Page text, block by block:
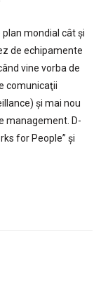
mondial cât și
de echipamente
vine vorba de
comunicaţii
și mai nou
management. D-
for People” și